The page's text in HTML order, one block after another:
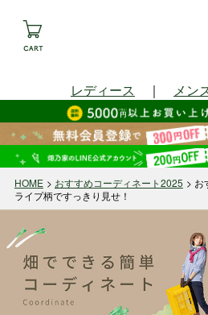
レディース ｜ メン
HOME おすすめコーディネート2025
お
ライプ柄ですっきり見せ！